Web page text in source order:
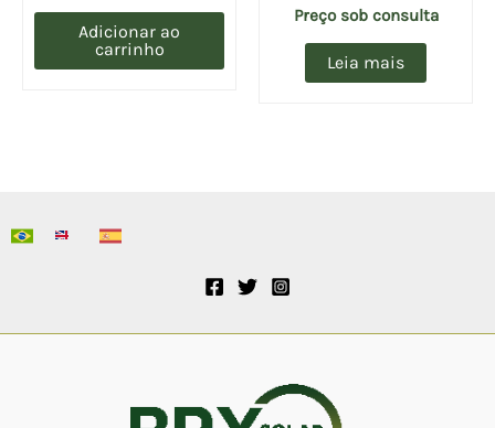
Adicionar ao
carrinho
(UN)
Preço sob consulta
Leia mais